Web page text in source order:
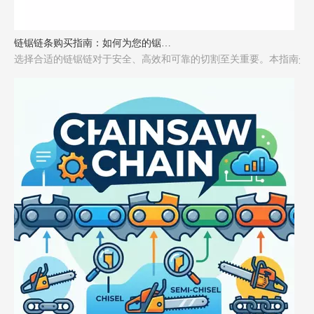
选择合适的链锯链对于安全、高效和可靠的切割至关重要。本指南